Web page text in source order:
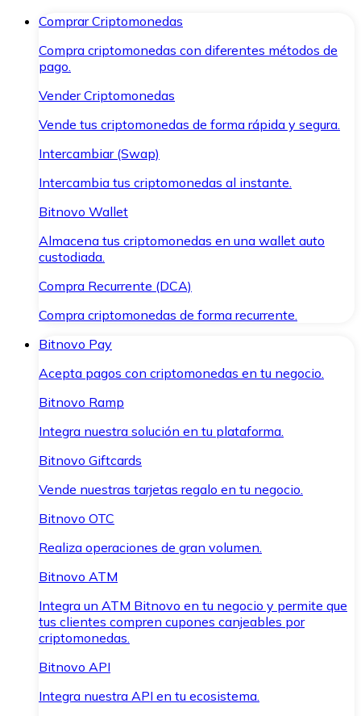
Comprar Criptomonedas
Compra criptomonedas con diferentes métodos de
pago.
Vender Criptomonedas
Vende tus criptomonedas de forma rápida y segura.
Intercambiar (Swap)
Intercambia tus criptomonedas al instante.
Bitnovo Wallet
Almacena tus criptomonedas en una wallet auto
custodiada.
Compra Recurrente (DCA)
Compra criptomonedas de forma recurrente.
Bitnovo Pay
Acepta pagos con criptomonedas en tu negocio.
Bitnovo Ramp
Integra nuestra solución en tu plataforma.
Bitnovo Giftcards
Vende nuestras tarjetas regalo en tu negocio.
Bitnovo OTC
Realiza operaciones de gran volumen.
Bitnovo ATM
Integra un ATM Bitnovo en tu negocio y permite que
tus clientes compren cupones canjeables por
criptomonedas.
Bitnovo API
Integra nuestra API en tu ecosistema.